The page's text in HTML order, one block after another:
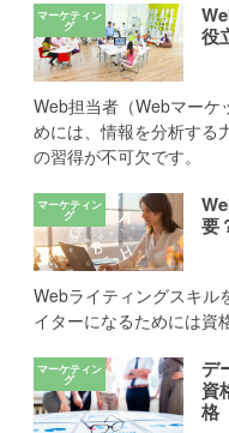
役
Web担当者（Webマーケ
めには、情報を分析する
の習得が不可欠です。
要
Webライティングスキル
イターになるためには資
デ
資
格